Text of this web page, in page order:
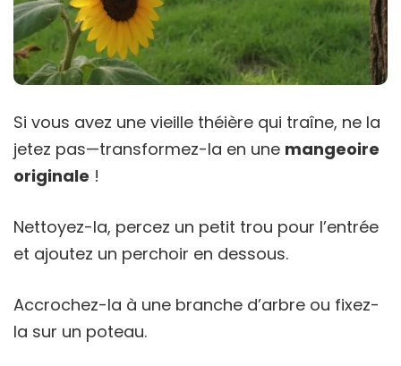
Si vous avez une vieille théière qui traîne, ne la
jetez pas—transformez-la en une mangeoire
originale !
Nettoyez-la, percez un petit trou pour l’entrée
et ajoutez un perchoir en dessous.
Accrochez-la à une branche d’arbre ou fixez-
la sur un poteau.